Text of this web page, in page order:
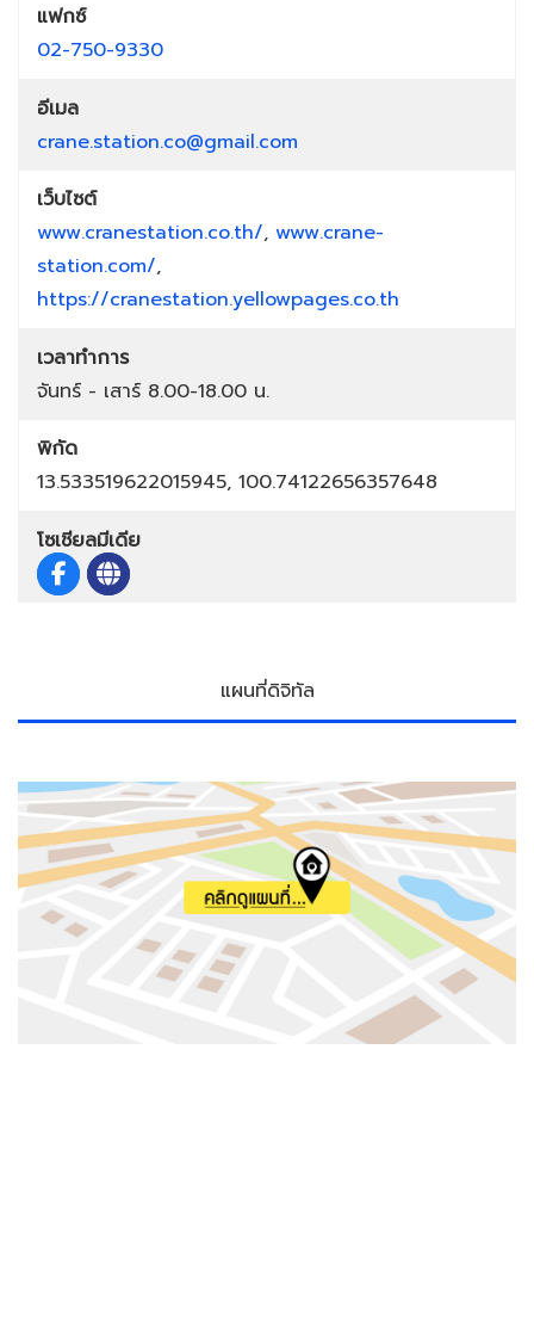
แฟกซ์
02-750-9330
อีเมล
crane.station.co@gmail.com
เว็บไซต์
www.cranestation.co.th/, www.crane-
station.com/,
https://cranestation.yellowpages.co.th
เวลาทำการ
จันทร์ - เสาร์ 8.00-18.00 น.
พิกัด
13.533519622015945, 100.74122656357648
โซเชียลมีเดีย
แผนที่ดิจิทัล